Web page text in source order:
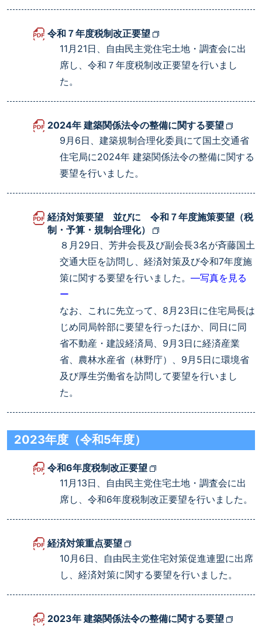
令和７年度税制改正要望
11月21日、自由民主党住宅土地・調査会に出
席し、令和７年度税制改正要望を行いまし
た。
2024年 建築関係法令の整備に関する要望
9月6日、建築規制合理化委員にて国土交通省
住宅局に2024年 建築関係法令の整備に関する
要望を行いました。
経済対策要望 並びに 令和７年度施策要望（税
制・予算・規制合理化）
８月29日、芳井会長及び副会長3名が斉藤国土
交通大臣を訪問し、経済対策及び令和7年度施
策に関する要望を行いました。 ―写真を見る
ー
なお、これに先立って、8月23日に住宅局長は
じめ同局幹部に要望を行ったほか、同日に同
省不動産・建設経済局、9月3日に経済産業
省、農林水産省（林野庁）、9月5日に環境省
及び厚生労働省を訪問して要望を行いまし
た。
2023年度（令和5年度）
令和6年度税制改正要望
11月13日、自由民主党住宅土地・調査会に出
席し、令和6年度税制改正要望を行いました。
経済対策重点要望
10月6日、自由民主党住宅対策促進連盟に出席
し、経済対策に関する要望を行いました。
2023年 建築関係法令の整備に関する要望